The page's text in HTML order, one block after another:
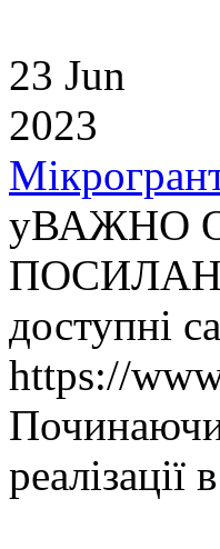
23 Jun
2023
уВАЖНО
доступні
https://
Починаючи